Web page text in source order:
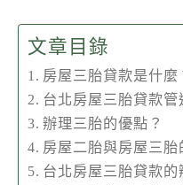
文章目錄
房屋三胎貸款是什麼
台北房屋三胎貸款管
辦理三胎的優點？
房屋二胎與房屋三胎
台北房屋三胎貸款的